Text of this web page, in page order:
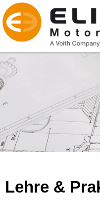
Lehre &